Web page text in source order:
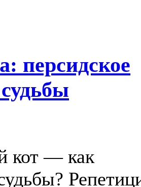
персидское
кот — как